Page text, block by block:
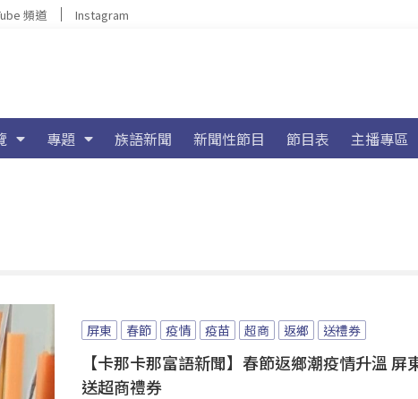
頻道 Instagram
專題 族語新聞 新聞性節目 節目表 主播專區
屏東 春節 疫情 疫苗 超商 返鄉 送禮券
【卡那卡那富語新聞】春節返鄉潮疫情升溫 屏
送超商禮券